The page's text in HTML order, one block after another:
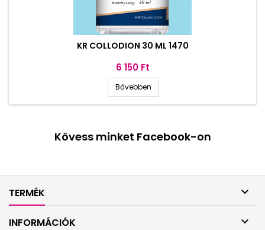
KR COLLODION 30 ML 1470
Ár
6 150 Ft
Bővebben
Kövess minket Facebook-on
TERMÉK 
INFORMÁCIÓK 